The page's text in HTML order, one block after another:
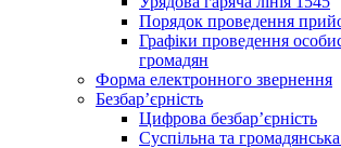
Порядок проведення
Графіки проведення
громадян
Форма електронного звернення
Безбар’єрність
Цифрова безбар’єрність
Суспільна та громадянська